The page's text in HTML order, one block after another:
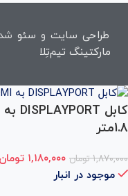
طراحی سایتو سئو
مارکتینگ تیم‌تِلا
1.8متر
۱,۸۷۰,۰۰۰تومان ۱,۱۸۰,۰۰۰ تومان
موجود در انبار